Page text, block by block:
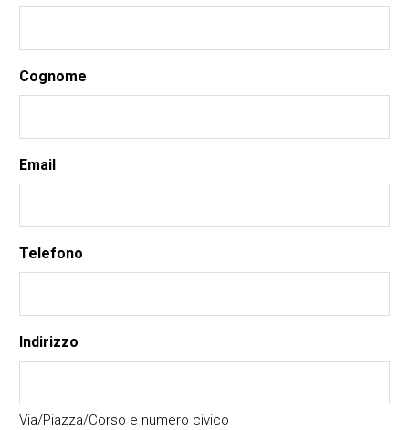
Cognome
Email
Telefono
Indirizzo
Via/Piazza/Corso e numero civico